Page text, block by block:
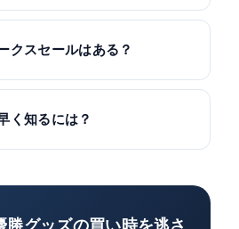
クスセールはある？
く知るには？